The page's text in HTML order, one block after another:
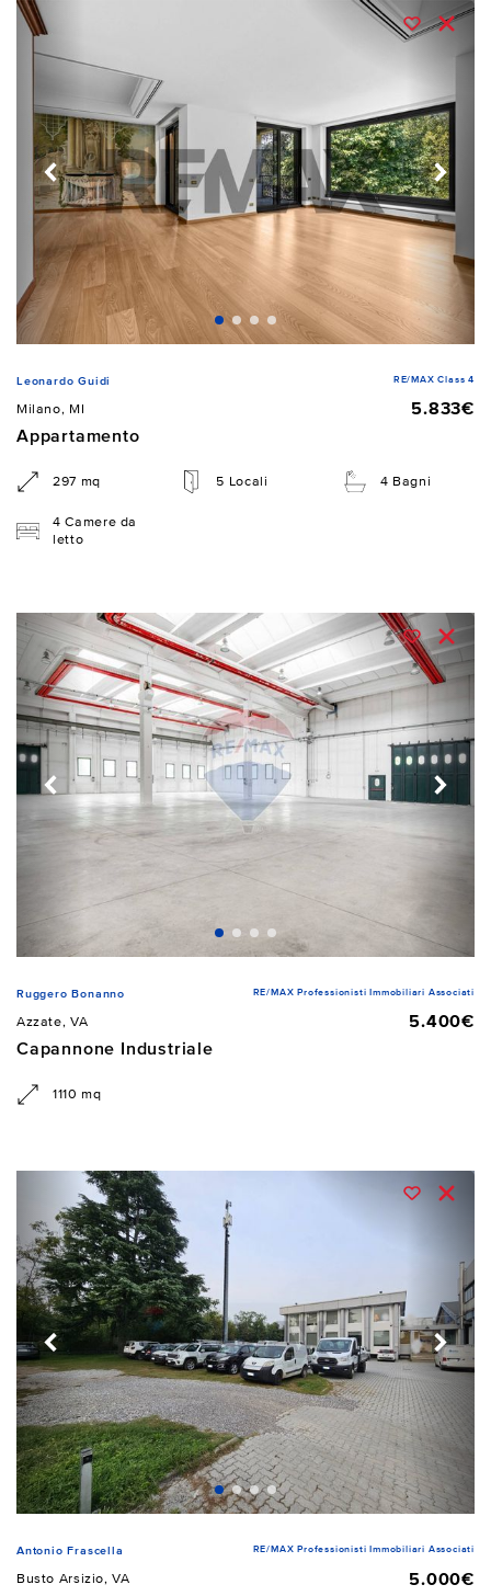
Leonardo Guidi RE/MAX Class 4
Milano, MI
5.833€
Appartamento
297 mq 5 Locali 4 Bagni
4 Camere da
letto
Ruggero Bonanno RE/MAX Professionisti Immobiliari Associati
Azzate, VA
5.400€
Capannone Industriale
1110 mq
Antonio Frascella RE/MAX Professionisti Immobiliari Associati
Busto Arsizio, VA 5.000€